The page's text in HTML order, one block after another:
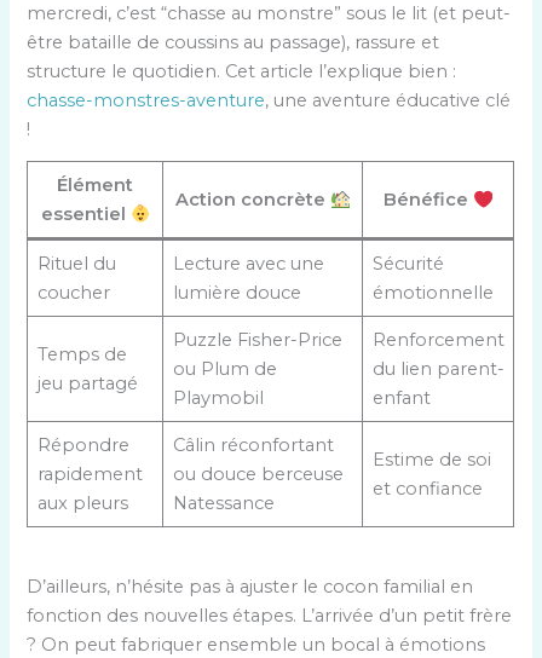
mercredi, c’est “chasse au monstre” sous le lit (et peut-
être bataille de coussins au passage), rassure et
structure le quotidien. Cet article l’explique bien :
chasse-monstres-aventure, une aventure éducative clé
!
Élément
essentiel
Action concrète Bénéfice
Rituel du
coucher
Lecture avec une
lumière douce
Sécurité
émotionnelle
Temps de
jeu partagé
Puzzle Fisher-Price
ou Plum de
Playmobil
Renforcement
du lien parent-
enfant
Répondre
rapidement
aux pleurs
Câlin réconfortant
ou douce berceuse
Natessance
Estime de soi
et confiance
D’ailleurs, n’hésite pas à ajuster le cocon familial en
fonction des nouvelles étapes. L’arrivée d’un petit frère
? On peut fabriquer ensemble un bocal à émotions